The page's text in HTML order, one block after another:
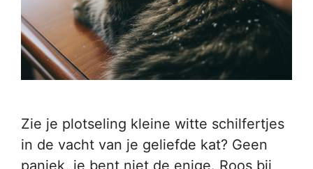
Zie je plotseling kleine witte schilfertjes
in de vacht van je geliefde kat? Geen
paniek, je bent niet de enige. Roos bij